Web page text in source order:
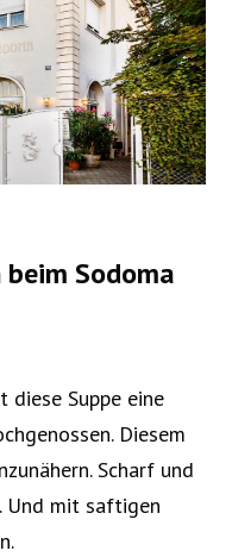
beim Sodoma
diese Suppe eine
Diesem
Scharf und
Und mit saftigen